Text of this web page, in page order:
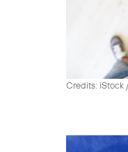
Credits: iStock